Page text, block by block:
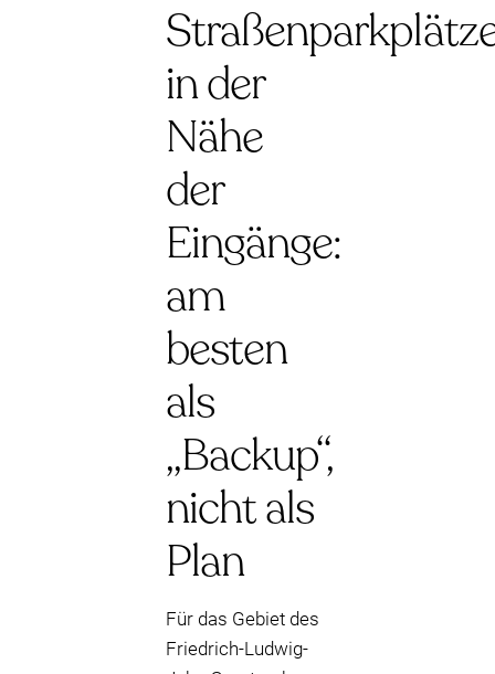
in der
Nähe
der
Eingänge:
am
besten
als
„Backup“,
nicht als
Plan
Für das Gebiet des
Friedrich-Ludwig-